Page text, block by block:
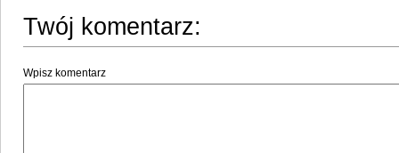
Twój komentarz:
Wpisz komentarz